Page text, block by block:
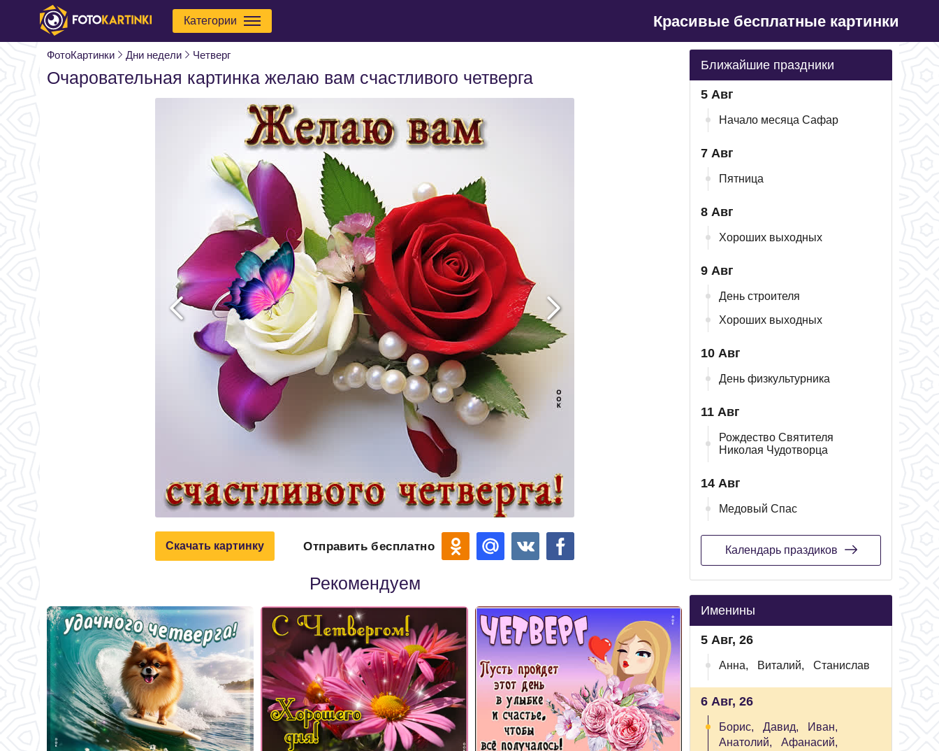
Категории Красивые бесплатные картинки
ФотоКартинки Дни недели Четверг
Очаровательная картинка желаю вам счастливого четверга
Скачать картинку Отправить бесплатно
Рекомендуем
Ближайшие праздники
5 Авг
Начало месяца Сафар
7 Авг
Пятница
8 Авг
Хороших выходных
9 Авг
День строителя
Хороших выходных
10 Авг
День физкультурника
11 Авг
Рождество Святителя
Николая Чудотворца
14 Авг
Медовый Спас
Календарь праздиков
Именины
5 Авг, 26
Анна, Виталий, Станислав
6 Авг, 26
Борис, Давид,
Иван,
Анатолий,
Афанасий,